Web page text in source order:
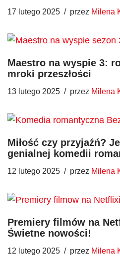
17 lutego 2025 przez Milena
Maestro na wyspie 3:
mroki przeszłości
13 lutego 2025 przez Milena
Miłość czy przyjaźń?
genialnej komedii
12 lutego 2025 przez Milena
Premiery filmów na
Świetne nowości!
12 lutego 2025 przez Milena